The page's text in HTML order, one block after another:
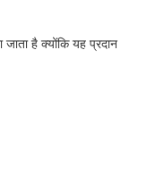
है क्योंकि यह प्रदान